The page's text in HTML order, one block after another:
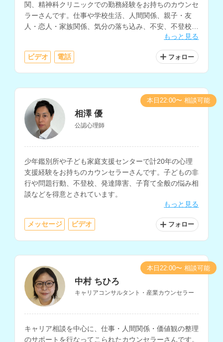
関、精神科クリニックでの勤務経験をお持ちのカウンセ
ラーさんです。仕事や学校生活、人間関係、親子・友
人・恋人・家族関係、気分の落ち込み、不安、不登校、
発達障害、性格、人生についての相談などに対応されて
もっと見る
ビデオ 電話 フォロー
相澤 優
公認心理師
少年鑑別所や子ども家庭支援センターで計20年の心理
支援経験をお持ちのカウンセラーさんです。子どもの非
行や問題行動、不登校、発達障害、子育て全般の悩み相
談などを得意とされています。
もっと見る
メッセージ ビデオ フォロー
本日22:00〜 相談可能
中村 ちひろ
キャリアコンサルタント・産業カウンセラー
キャリア相談を中心に、仕事・人間関係・価値観の整理
のサポートを行なってこられたカウンセラーさんです。
本日22:00〜 相談可能